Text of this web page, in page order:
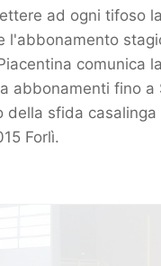
ad ogni tifoso
l'abbonamento
comunica
abbonamenti fino a
della sfida casalinga
Forlì.